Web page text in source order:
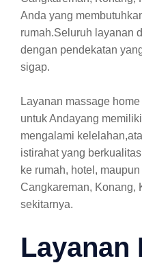
Anda yang
rumah.Seluruh layanan
dengan pendekatan
sigap.
Layanan massage
untuk Andayang
mengalami
istirahat yang
ke rumah, hotel,
Cangkareman, Konang,
sekitarnya.
Layanan